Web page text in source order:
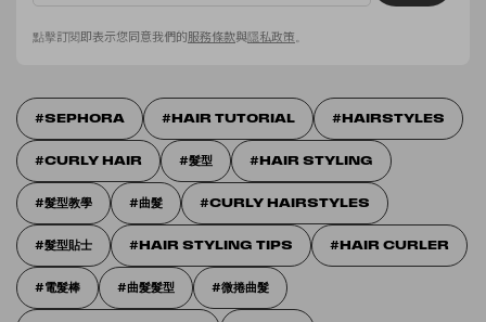
點擊訂閱即表示您同意我們的服務條款與隱私政策
SEPHORA HAIR TUTORIAL HAIRSTYLES
CURLY HAIR 髮型 HAIR STYLING
髮型教學 曲髮 CURLY HAIRSTYLES
髮型貼士 HAIR STYLING TIPS HAIR CURLER
電髮棒 曲髮髮型 微捲曲髮